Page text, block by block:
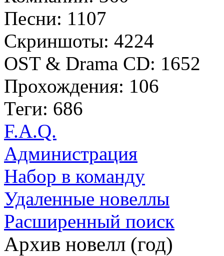
Песни: 1107
Скриншоты: 4224
OST & Drama CD: 1652
Прохождения: 106
Теги: 686
F.A.Q.
Администрация
Набор в команду
Удаленные новеллы
Расширенный поиск
Архив новелл (год)